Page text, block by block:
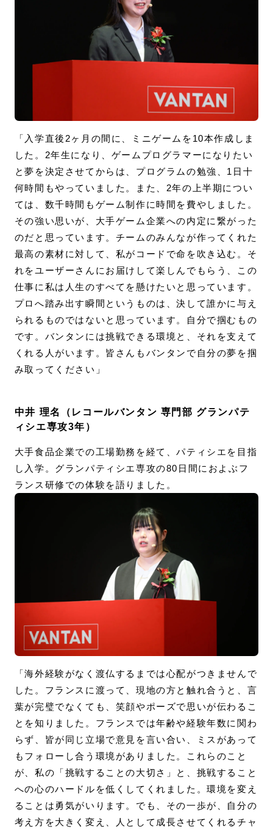
「入学直後2ヶ月の間に、ミニゲームを10本作成しま
した。2年生になり、ゲームプログラマーになりたい
と夢を決定させてからは、プログラムの勉強、1日十
何時間もやっていました。また、2年の上半期につい
ては、数千時間もゲーム制作に時間を費やしました。
その強い思いが、大手ゲーム企業への内定に繋がった
のだと思っています。チームのみんなが作ってくれた
最高の素材に対して、私がコードで命を吹き込む。そ
れをユーザーさんにお届けして楽しんでもらう、この
仕事に私は人生のすべてを懸けたいと思っています。
プロへ踏み出す瞬間というものは、決して誰かに与え
られるものではないと思っています。自分で掴むもの
です。バンタンには挑戦できる環境と、それを支えて
くれる人がいます。皆さんもバンタンで自分の夢を掴
み取ってください」
中井 理名（レコールバンタン 専門部 グランパテ
ィシエ専攻3年）
大手食品企業での工場勤務を経て、パティシエを目指
し入学。グランパティシエ専攻の80日間におよぶフ
ランス研修での体験を語りました。
「海外経験がなく渡仏するまでは心配がつきませんで
した。フランスに渡って、現地の方と触れ合うと、言
葉が完璧でなくても、笑顔やポーズで思いが伝わるこ
とを知りました。フランスでは年齢や経験年数に関わ
らず、皆が同じ立場で意見を言い合い、ミスがあって
もフォローし合う環境がありました。これらのこと
が、私の「挑戦することの大切さ」と、挑戦すること
への心のハードルを低くしてくれました。環境を変え
ることは勇気がいります。でも、その一歩が、自分の
考え方を大きく変え、人として成長させてくれるチャ